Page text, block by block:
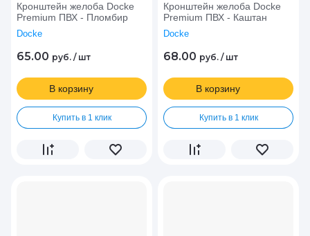
Кронштейн желоба Docke
Premium ПВХ - Пломбир
Docke
65.00 руб. /шт
В корзину
Купить в 1 клик
Кронштейн желоба Docke
Premium ПВХ - Каштан
Docke
68.00 руб. /шт
В корзину
Купить в 1 клик